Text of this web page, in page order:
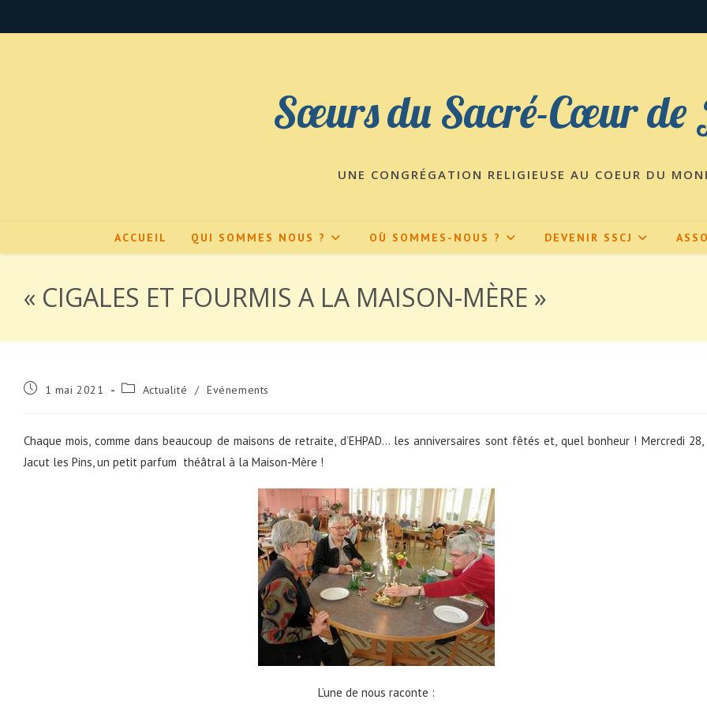
Sœurs du Sacré-Cœur de
UNE CONGRÉGATION RELIGIEUSE AU COEUR DU
ACCUEIL QUI SOMMES NOUS ? OÙ SOMMES-NOUS ? DEVENIR SSCJ
« CIGALES ET FOURMIS A LA MAISON-MÈRE »
Publication
1 mai 2021
Post Actualité / Evénements
Chaque mois, comme dans beaucoup de maisons de retraite, d’EHPAD… les anniversaires sont fêtés et, quel bonheur ! Mercredi
Jacut les Pins, un petit parfum théâtral à la Maison-Mère !
L’une de nous raconte :